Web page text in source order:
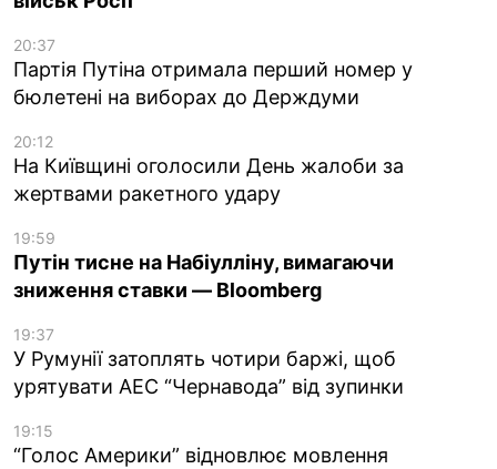
20:37
Партія Путіна отримала перший номер у
бюлетені на виборах до Держдуми
20:12
На Київщині оголосили День жалоби за
жертвами ракетного удару
19:59
Путін тисне на Набіулліну, вимагаючи
зниження ставки — Bloomberg
19:37
У Румунії затоплять чотири баржі, щоб
урятувати АЕС “Чернавода” від зупинки
19:15
“Голос Америки” відновлює мовлення